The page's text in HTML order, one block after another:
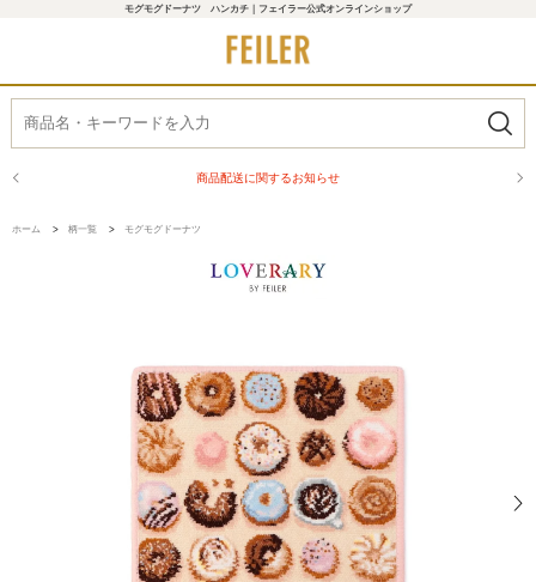
モグモグドーナツ ハンカチ｜フェイラー公式オンラインショップ
商品配送に関するお知らせ
ホーム > 柄一覧 > モグモグドーナツ